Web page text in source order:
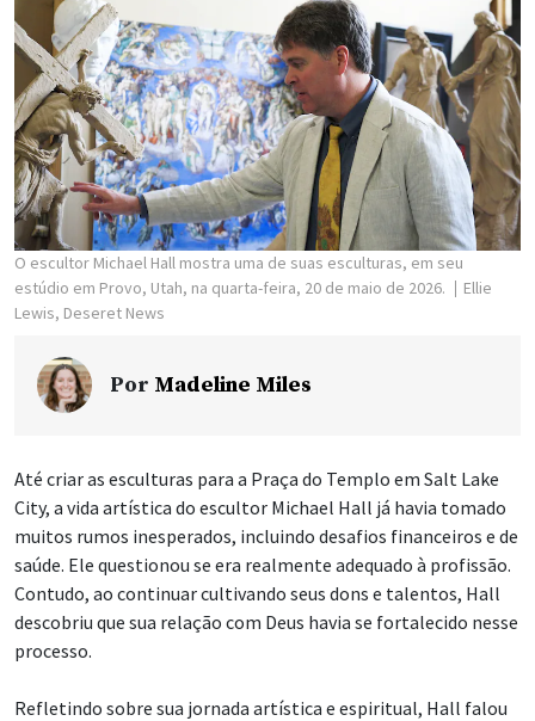
O escultor Michael Hall mostra uma de suas esculturas, em seu
estúdio em Provo, Utah, na quarta-feira, 20 de maio de 2026.
Ellie
Lewis, Deseret News
Por Madeline Miles
Até criar as esculturas para a Praça do Templo em Salt Lake
City, a vida artística do escultor Michael Hall já havia tomado
muitos rumos inesperados, incluindo desafios financeiros e de
saúde. Ele questionou se era realmente adequado à profissão.
Contudo, ao continuar cultivando seus dons e talentos, Hall
descobriu que sua relação com Deus havia se fortalecido nesse
processo.
Refletindo sobre sua jornada artística e espiritual, Hall falou